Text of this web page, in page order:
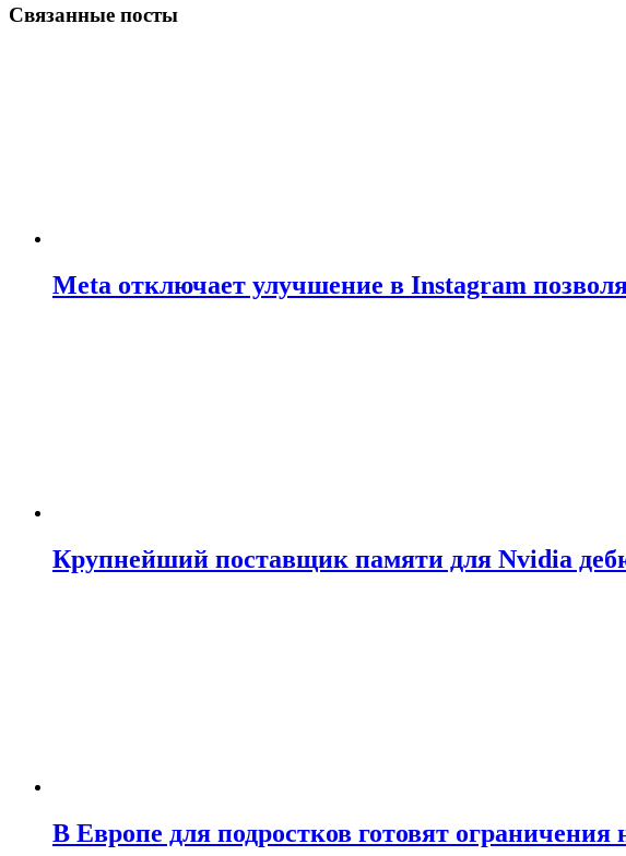
Связанные посты
Meta отключает улучшение в Instagram
Крупнейший поставщик памяти для Nvidia
В Европе для подростков готовят